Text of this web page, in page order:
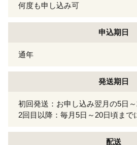
何度も申し込み可
申込期日
通年
発送期日
初回発送：お申し込み翌月の5日
2回目以降：毎月5日～20日頃まで
配送